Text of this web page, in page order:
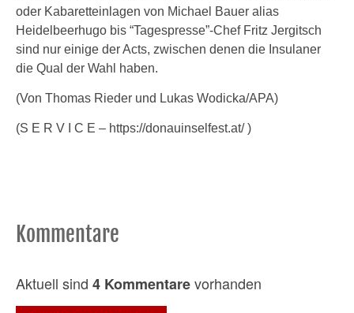
oder Kabaretteinlagen von Michael Bauer alias
Heidelbeerhugo bis “Tagespresse”-Chef Fritz Jergitsch
sind nur einige der Acts, zwischen denen die Insulaner
die Qual der Wahl haben.
(Von Thomas Rieder und Lukas Wodicka/APA)
(S E R V I C E – https://donauinselfest.at/ )
Kommentare
Aktuell sind 4 Kommentarevorhanden